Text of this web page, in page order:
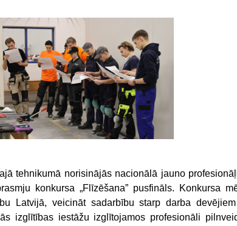
tehnikumā norisinājās nacionālā jauno
konkursa „Flīzēšana” pusfināls. Konkursa
Latvijā, veicināt sadarbību starp darba
izglītības iestāžu izglītojamos profesionāli